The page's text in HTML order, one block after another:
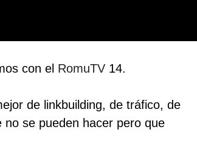
con el RomuTV14.
de linkbuilding, de tráfico, de
se pueden hacer pero que